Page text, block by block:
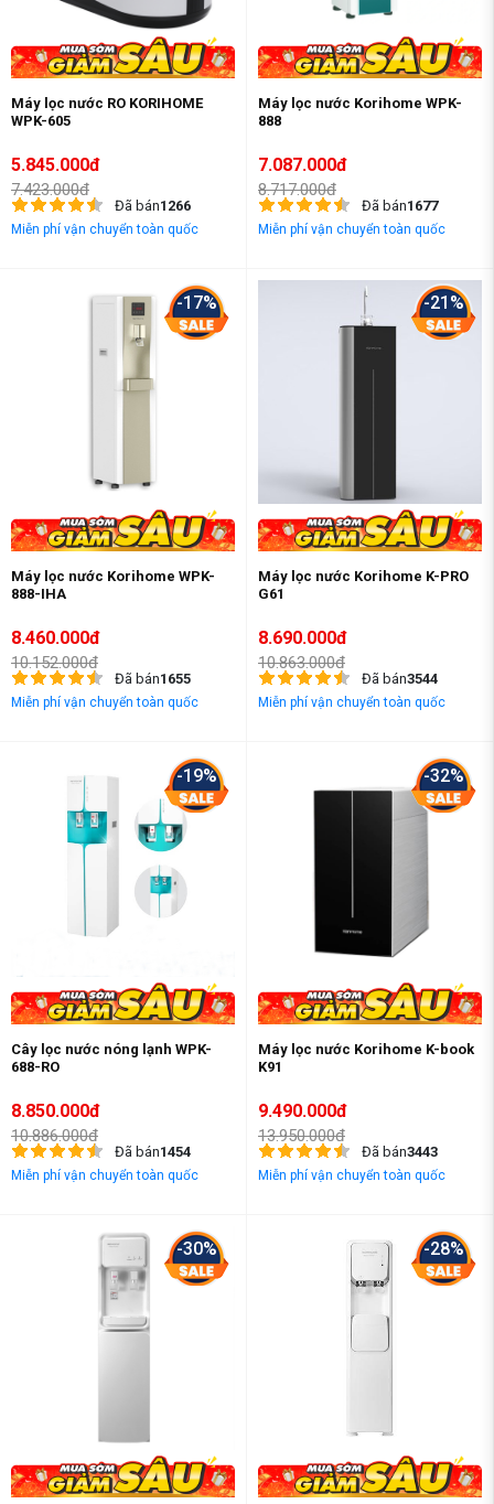
Máy lọc nước RO KORIHOME
WPK-605
5.845.000đ
7.423.000đ
Đã bán1266
Miễn phí vận chuyển toàn quốc
Máy lọc nước Korihome WPK-
888
7.087.000đ
8.717.000đ
Đã bán1677
Miễn phí vận chuyển toàn quốc
-17%
Máy lọc nước Korihome WPK-
888-IHA
8.460.000đ
10.152.000đ
Đã bán1655
Miễn phí vận chuyển toàn quốc
-21%
Máy lọc nước Korihome K-PRO
G61
8.690.000đ
10.863.000đ
Đã bán3544
Miễn phí vận chuyển toàn quốc
-19%
Cây lọc nước nóng lạnh WPK-
688-RO
8.850.000đ
10.886.000đ
Đã bán1454
Miễn phí vận chuyển toàn quốc
-32%
Máy lọc nước Korihome K-book
K91
9.490.000đ
13.950.000đ
Đã bán3443
Miễn phí vận chuyển toàn quốc
-30% -28%